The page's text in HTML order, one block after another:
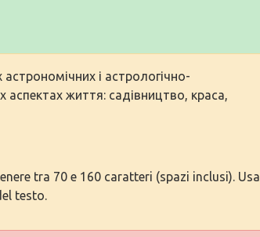
і астрологічно-
аспектах життя: садівництво, краса,
tra 70 e 160 caratteri (spazi inclusi). Usa
testo.